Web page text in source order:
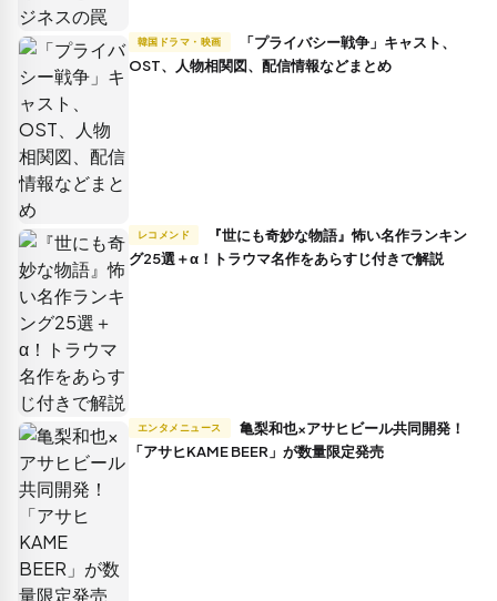
韓国ドラマ・映画
OST、人物相関図、配信情報などまとめ
レコメンド
グ25選＋α！トラウマ名作をあらすじ付きで解説
エンタメニュース
「アサヒKAME BEER」が数量限定発売